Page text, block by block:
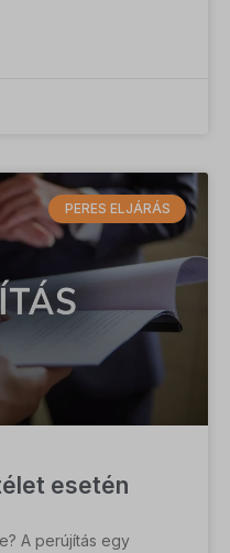
PERES ELJÁRÁS
esetén
A perújítás egy